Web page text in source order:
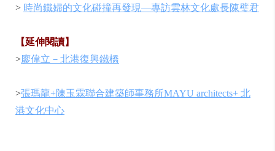
> 時尚鐵婦的文化碰撞再發現—專訪雲林文化處長陳璧君
【延伸閱讀】
>廖偉立－北港復興鐵橋
>張瑪龍+陳玉霖聯合建築師事務所MAYU architects+ 北
港文化中心